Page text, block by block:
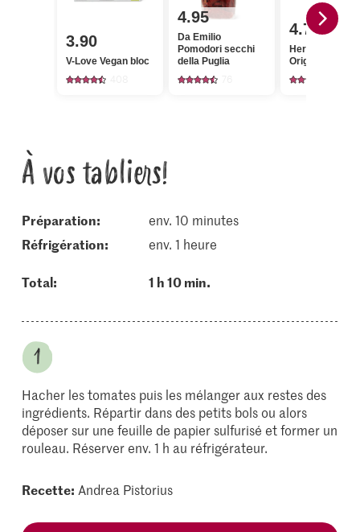
3.90
V-Love Vegan bloc
4.95
Da Emilio
Pomodori secchi
della Puglia
4.75
Herbamare Bio
Original
À vos tabliers!
Préparation:
env. 10 minutes
réfrigération:
env. 1 heure
Total: 1 h 10 min.
Hacher les tomates puis les mélanger aux restes des
ingrédients. Répartir dans des petits bols ou alors
déposer sur une feuille de papier sulfurisé et former un
rouleau. Réserver env. 1 h au réfrigérateur.
Recette: Andrea Pistorius